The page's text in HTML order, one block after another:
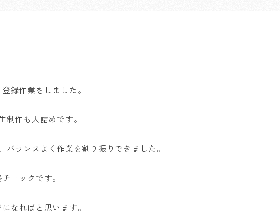
録作業をしました。
制作も大詰めです。
バランスよく作業を割り振りできました。
ェックです。
なればと思います。